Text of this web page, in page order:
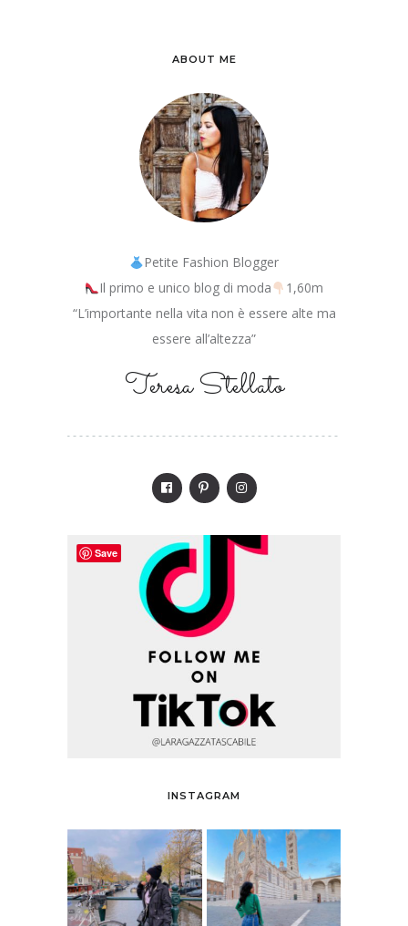
ABOUT ME
Petite Fashion Blogger
Il primo e unico blog di moda
1,60m
“L’importante nella vita non è essere alte ma
essere all’altezza”
Teresa Stellato
INSTAGRAM
Save